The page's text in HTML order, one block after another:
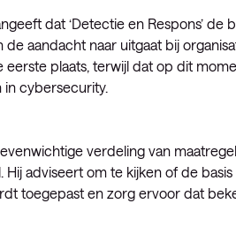
dat ‘Detectie en Respons’
aandacht naar uitgaat bij
plaats, terwijl dat op dit
in cybersecurity.
verdeling van
adviseert om te kijken of de
toegepast en zorg ervoor dat